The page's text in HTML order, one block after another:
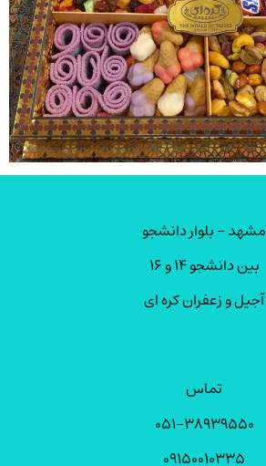
مشهد – بلوار دانشجو
بین دانشجو ۱۴ و ۱۶
آجیل و زعفران کره ای
تماس
۰۵۱-۳۸۹۳۹۵۵۰
۰۹۱۵۰۰۱۰۳۳۵